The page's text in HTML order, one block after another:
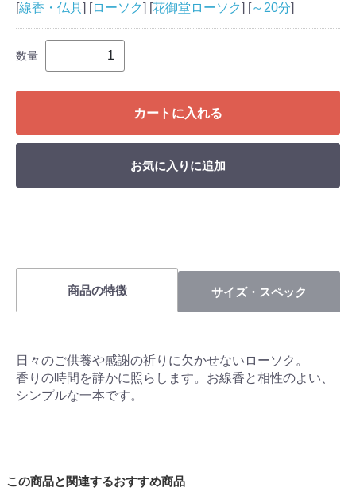
[線香・仏具] [ローソク] [花御堂ローソク] [～20分]
数量
カートに入れる
お気に入りに追加
商品の特徴 サイズ・スペック
日々のご供養や感謝の祈りに欠かせないローソク。
香りの時間を静かに照らします。お線香と相性のよい、
シンプルな一本です。
この商品と関連するおすすめ商品